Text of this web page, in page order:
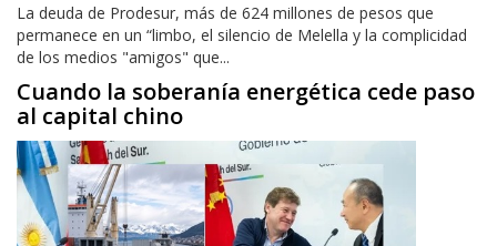
La deuda de Prodesur, más de 624 millones de pesos que
permanece en un “limbo, el silencio de Melella y la complicidad
de los medios "amigos" que...
Cuando la soberanía energética cede paso
al capital chino